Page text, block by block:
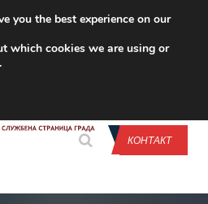
CONTACT US
КОНТАКТ
you the best experience on our
which cookies we are using or
.